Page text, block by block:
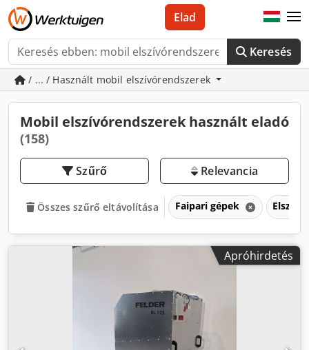
Keresés
Elad
/ ... / Használt mobil elszívórendszerek
Mobil elszívórendszerek használt eladó
(158)
Szűrő Relevancia
Összes szűrő eltávolítása Faipari gépek
Apróhirdetés